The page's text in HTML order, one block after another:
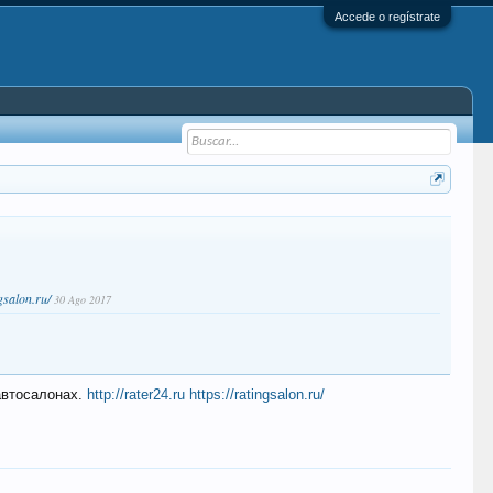
Accede o regístrate
30 Ago 2017
http://rater24.ru https://ratingsalon.ru/